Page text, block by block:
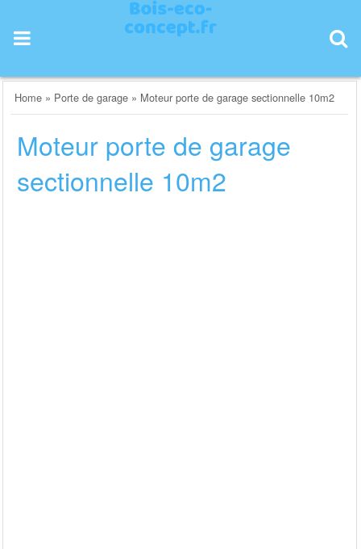
content
Home » Porte de garage » Moteur porte de garage sectionnelle 10m2
Moteur porte de garage
sectionnelle 10m2